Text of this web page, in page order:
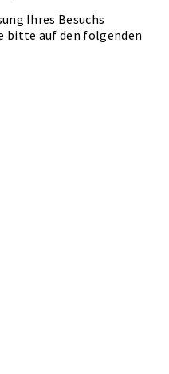
Ihres Besuchs
bitte auf den folgenden